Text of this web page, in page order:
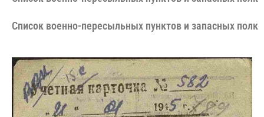
Cписок военно-пересыльных пунктов и запасных